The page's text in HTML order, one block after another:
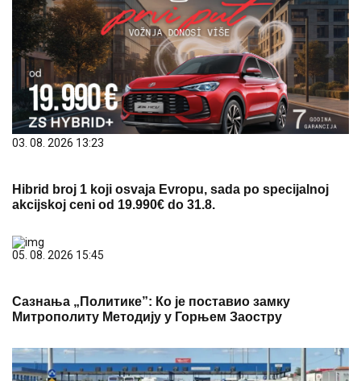
03. 08. 2026 13:23
Hibrid broj 1 koji osvaja Evropu, sada po specijalnoj
akcijskoj ceni od 19.990€ do 31.8.
05. 08. 2026 15:45
Сазнања „Политике”: Ко је поставио замку
Митрополиту Методију у Горњем Заостру